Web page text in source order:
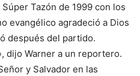
Tazón de 1999 con los
evangélico agradeció a Dios
después del partido.
dijo Warner a un reportero.
y Salvador en las